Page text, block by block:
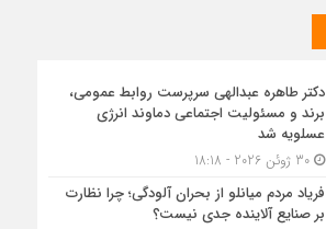
دکتر طاهره عبدالهی سرپرست روابط عمومی،
برند و مسئولیت اجتماعی دماوند انرژی
عسلویه شد
30 ژوئن 2026 - 18:18
فریاد مردم میانلو از بحران آلودگی؛ چرا نظارت
بر صنایع آلاینده جدی نیست؟